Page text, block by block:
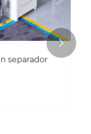
separador
